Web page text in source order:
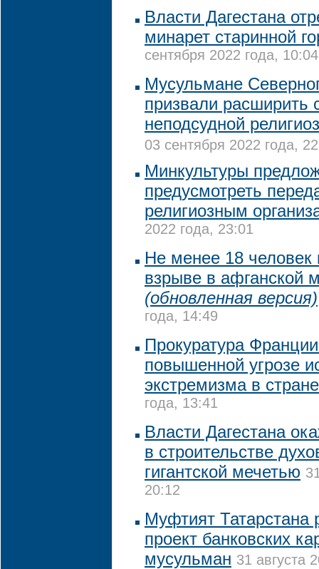
Власти Дагестана
минарет старинной
сентября 2022 года, 10:04
Мусульмане
призвали расширить
неподсудной
03 сентября 2022 года,
Минкультуры
предусмотреть
религиозным
2022 года, 23:01
Не менее 18 человек
взрыве в афганской
(обновленная версия)
года, 14:49
Прокуратура
повышенной угрозе
экстремизма в стране
года, 13:41
Власти Дагестана
в строительстве
гигантской мечетью
20:12
Муфтият Татарстана
проект банковских
мусульман 31 августа